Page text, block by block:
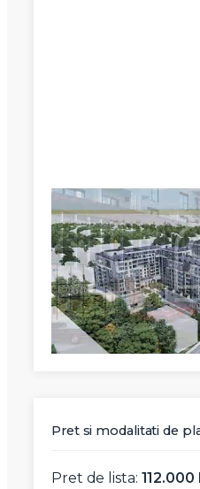
Pret si modalitati de
Pret de lista: 112.000
Vreau sa
Nume
Email